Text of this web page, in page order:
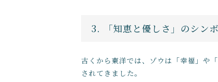
3. 「知恵と優しさ」のシン
古くから東洋では、ゾウは「幸福」や
されてきました。